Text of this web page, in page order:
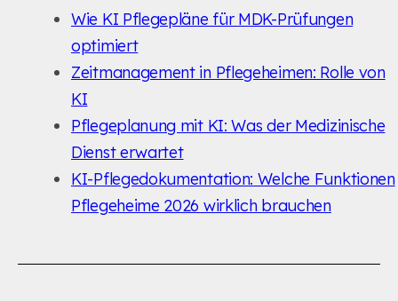
Wie KI Pflegepläne für MDK-Prüfungen
optimiert
Zeitmanagement in Pflegeheimen: Rolle von
KI
Pflegeplanung mit KI: Was der Medizinische
Dienst erwartet
KI-Pflegedokumentation: Welche Funktionen
Pflegeheime 2026 wirklich brauchen